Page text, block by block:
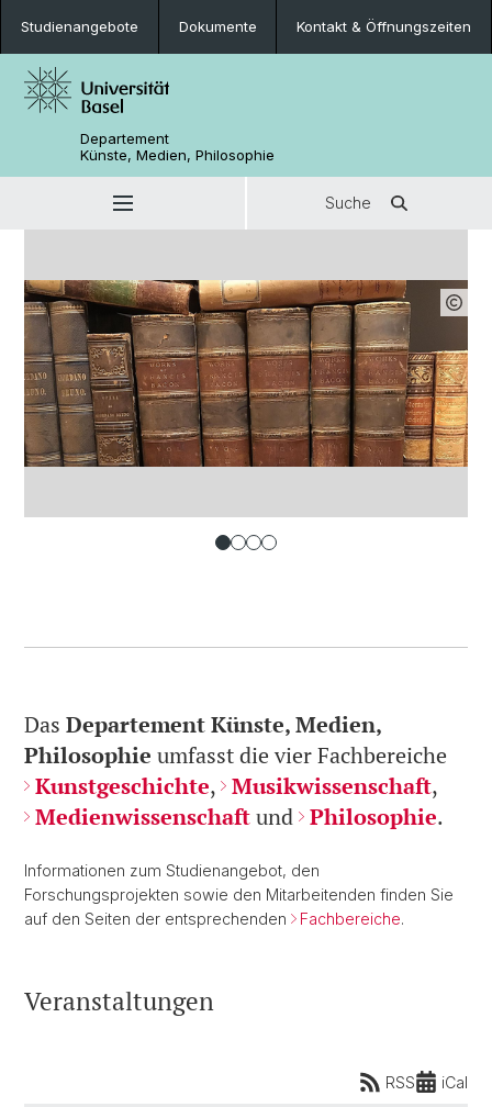
Studienangebote Dokumente Kontakt & Öffnungszeiten
Departement
Künste, Medien, Philosophie
Suche
Das Departement Künste, Medien,
Philosophie umfasst die vier Fachbereiche
Kunstgeschichte, Musikwissenschaft,
Medienwissenschaftund Philosophie.
Informationen zum Studienangebot, den
Forschungsprojekten sowie den Mitarbeitenden finden Sie
auf den Seiten der entsprechenden
Fachbereiche.
Veranstaltungen
RSS iCal